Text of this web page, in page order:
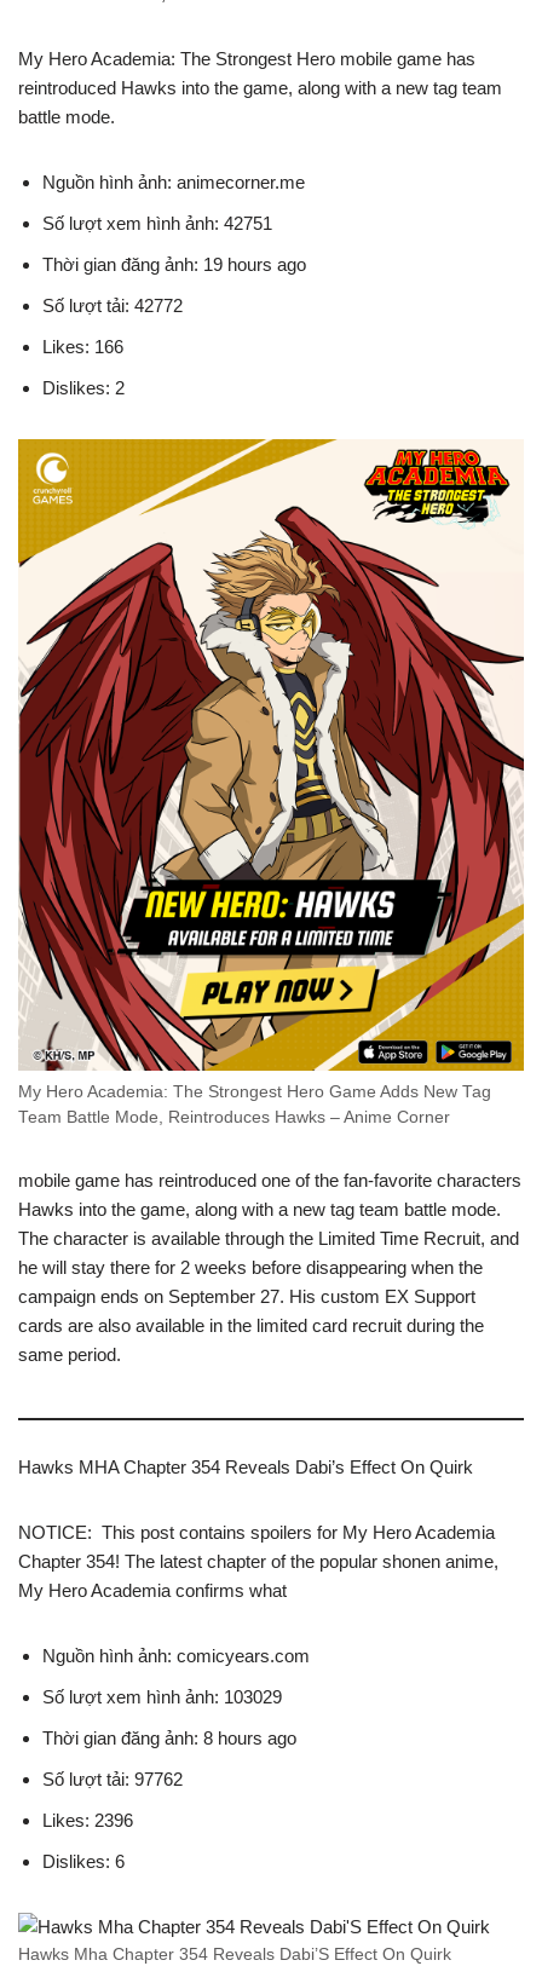
My Hero Academia: The Strongest Hero mobile game has
reintroduced Hawks into the game, along with a new tag team
battle mode.
Nguồn hình ảnh: animecorner.me
Số lượt xem hình ảnh: 42751
Thời gian đăng ảnh: 19 hours ago
Số lượt tải: 42772
Likes: 166
Dislikes: 2
My Hero Academia: The Strongest Hero Game Adds New Tag
Team Battle Mode, Reintroduces Hawks – Anime Corner
mobile game has reintroduced one of the fan-favorite characters
Hawks into the game, along with a new tag team battle mode.
The character is available through the Limited Time Recruit, and
he will stay there for 2 weeks before disappearing when the
campaign ends on September 27. His custom EX Support
cards are also available in the limited card recruit during the
same period.
Hawks MHA Chapter 354 Reveals Dabi’s Effect On Quirk
NOTICE: This post contains spoilers for My Hero Academia
Chapter 354! The latest chapter of the popular shonen anime,
My Hero Academia confirms what
Nguồn hình ảnh: comicyears.com
Số lượt xem hình ảnh: 103029
Thời gian đăng ảnh: 8 hours ago
Số lượt tải: 97762
Likes: 2396
Dislikes: 6
Hawks Mha Chapter 354 Reveals Dabi’S Effect On Quirk